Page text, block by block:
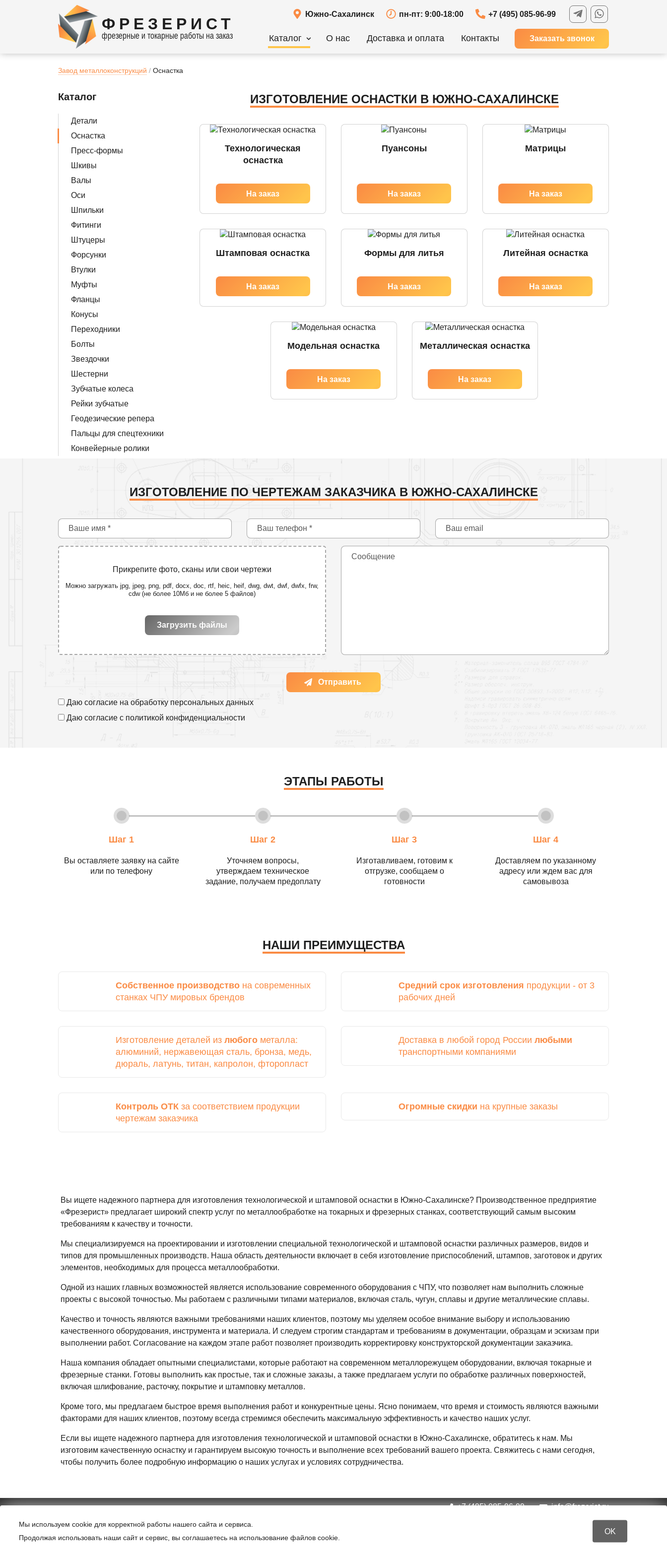
ФРЕЗЕРИСТ
фрезерные и токарные работы на заказ
Южно-Сахалинск пн-пт: 9:00-18:00 +7 (495) 085-96-99
Каталог О нас Доставка и оплата Контакты Заказать звонок
Завод металлоконструкций Оснастка
Каталог
Детали
Оснастка
Пресс-формы
Шкивы
Валы
Оси
Шпильки
Фитинги
Штуцеры
Форсунки
Втулки
Муфты
Фланцы
Конусы
Переходники
Болты
Звездочки
Шестерни
Зубчатые колеса
Рейки зубчатые
Геодезические репера
Пальцы для спецтехники
Конвейерные ролики
ИЗГОТОВЛЕНИЕ ОСНАСТКИ В ЮЖНО-САХАЛИНСКЕ
Технологическая
оснастка
Пуансоны Матрицы
Штамповая оснастка Формы для литья Литейная оснастка
Модельная оснастка Металлическая оснастка
ИЗГОТОВЛЕНИЕ ПО ЧЕРТЕЖАМ ЗАКАЗЧИКА В ЮЖНО-САХАЛИНСКЕ
Прикрепите фото, сканы или свои чертежи
Можно загружать jpg, jpeg, png, pdf, docx, doc, rtf, heic, heif, dwg, dwt, dwf, dwfx, frw,
cdw (не более 10Мб и не более 5 файлов)
Загрузить файлы
Отправить
Даю согласие на обработку персональных данных
Даю согласие с политикой конфиденциальности
ЭТАПЫ РАБОТЫ
Шаг 1
Вы оставляете заявку на сайте
или по телефону
Шаг 2
Уточняем вопросы,
утверждаем техническое
задание, получаем предоплату
Шаг 3
Изготавливаем, готовим к
отгрузке, сообщаем о
готовности
Шаг 4
Доставляем по указанному
адресу или ждем вас для
самовывоза
НАШИ ПРЕИМУЩЕСТВА
Собственное производство на современных
станках ЧПУ мировых брендов
Средний срок изготовления продукции - от 3
рабочих дней
Изготовление деталей из любого металла:
алюминий, нержавеющая сталь, бронза, медь,
дюраль, латунь, титан, капролон, фторопласт
Доставка в любой город России любыми
транспортными компаниями
Контроль ОТК за соответствием продукции
чертежам заказчика
Огромные скидки на крупные заказы
Вы ищете надежного партнера для изготовления технологической и штамповой оснастки в Южно-Сахалинске? Производственное предприятие
«Фрезерист» предлагает широкий спектр услуг по металлообработке на токарных и фрезерных станках, соответствующий самым высоким
требованиям к качеству и точности.
Мы специализируемся на проектировании и изготовлении специальной технологической и штамповой оснастки различных размеров, видов и
типов для промышленных производств. Наша область деятельности включает в себя изготовление приспособлений, штампов, заготовок и других
элементов, необходимых для процесса металлообработки.
Одной из наших главных возможностей является использование современного оборудования с ЧПУ, что позволяет нам выполнить сложные
проекты с высокой точностью. Мы работаем с различными типами материалов, включая сталь, чугун, сплавы и другие металлические сплавы.
Качество и точность являются важными требованиями наших клиентов, поэтому мы уделяем особое внимание выбору и использованию
качественного оборудования, инструмента и материала. И следуем строгим стандартам и требованиям в документации, образцам и эскизам при
выполнении работ. Согласование на каждом этапе работ позволяет производить корректировку конструкторской документации заказчика.
Наша компания обладает опытными специалистами, которые работают на современном металлорежущем оборудовании, включая токарные и
фрезерные станки. Готовы выполнить как простые, так и сложные заказы, а также предлагаем услуги по обработке различных поверхностей,
включая шлифование, расточку, покрытие и штамповку металлов.
Кроме того, мы предлагаем быстрое время выполнения работ и конкурентные цены. Ясно понимаем, что время и стоимость являются важными
факторами для наших клиентов, поэтому всегда стремимся обеспечить максимальную эффективность и качество наших услуг.
Если вы ищете надежного партнера для изготовления технологической и штамповой оснастки в Южно-Сахалинске, обратитесь к нам. Мы
изготовим качественную оснастку и гарантируем высокую точность и выполнение всех требований вашего проекта. Свяжитесь с нами сегодня,
чтобы получить более подробную информацию о наших услугах и условиях сотрудничества.
фрезерные и токарные работы на заказ
+7 (495) 085-96-99 info@frezerist.ru
карта
© 2024. Все права защищены. Политика конфиденциальности и обработки персональных данных
Мы используем cookie для корректной работы нашего сайта и сервиса.
Продолжая использовать наши сайт и сервис, вы соглашаетесь на использование файлов cookie.
OK